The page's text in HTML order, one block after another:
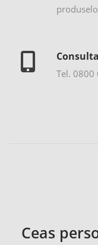
Tel. 0800
Ceas